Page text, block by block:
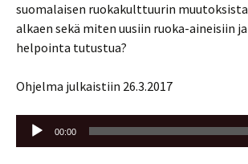
suomalaisen ruokakulttuurin
alkaen sekä miten uusiin ruoka-aineisiin
helpointa tutustua?
Ohjelma julkaistiin 26.3.2017
Äänitoistin
00:00